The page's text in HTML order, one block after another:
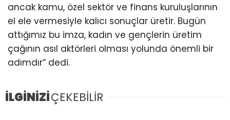
ancak kamu, özel sektör ve finans kuruluşlarının
el ele vermesiyle kalıcı sonuçlar üretir. Bugün
attığımız bu imza, kadın ve gençlerin üretim
çağının asıl aktörleri olması yolunda önemli bir
adımdır” dedi.
İLGİNİZİÇEKEBİLİR